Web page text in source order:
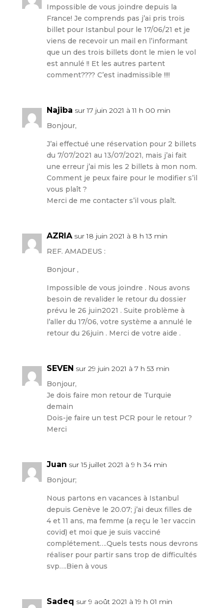
Impossible de vous joindre depuis la
France! Je comprends pas j’ai pris trois
billet pour Istanbul pour le 17/06/21 et je
viens de recevoir un mail en l’informant
que un des trois billets dont le mien le vol
est annulé !! Et les autres partent
comment???? C’est inadmissible !!!!
Najiba sur 17 juin 2021 à 11 h 00 min
Bonjour,
J’ai effectué une réservation pour 2 billets
du 7/07/2021 au 13/07/2021, mais j’ai fait
une erreur j’ai mis les 2 billets à mon nom.
Comment je peux faire pour le modifier s’il
vous plaît ?
Merci de me contacter s’il vous plaît.
AZRIA sur 18 juin 2021 à 8 h 13 min
REF. AMADEUS :
Bonjour ,
Impossible de vous joindre . Nous avons
besoin de revalider le retour du dossier
prévu le 26 juin2021 . Suite problème à
l’aller du 17/06, votre système a annulé le
retour du 26juin . Merci de votre aide .
SEVEN sur 29 juin 2021 à 7 h 53 min
Bonjour,
Je dois faire mon retour de Turquie
demain
Dois-je faire un test PCR pour le retour ?
Merci
Juan sur 15 juillet 2021 à 9 h 34 min
Bonjour;
Nous partons en vacances à Istanbul
depuis Genève le 20.07; j’ai deux filles de
4 et 11 ans, ma femme (a reçu le 1er vaccin
covid) et moi que je suis vacciné
complétement….Quels tests nous devrons
réaliser pour partir sans trop de difficultés
svp….Bien à vous
Sadeq sur 9 août 2021 à 19 h 01 min